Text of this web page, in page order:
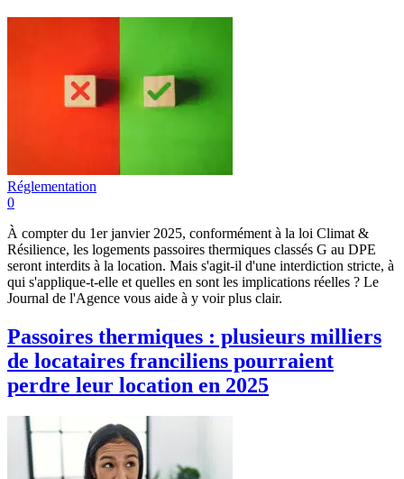
Réglementation
0
À compter du 1er janvier 2025, conformément à la loi Climat &
Résilience, les logements passoires thermiques classés G au DPE
seront interdits à la location. Mais s'agit-il d'une interdiction stricte, à
qui s'applique-t-elle et quelles en sont les implications réelles ? Le
Journal de l'Agence vous aide à y voir plus clair.
Passoires thermiques : plusieurs milliers
de locataires franciliens pourraient
perdre leur location en 2025